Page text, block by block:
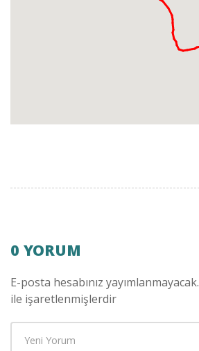
0 YORUM
E-posta hesabınız yayımlanmayacak.
ile işaretlenmişlerdir